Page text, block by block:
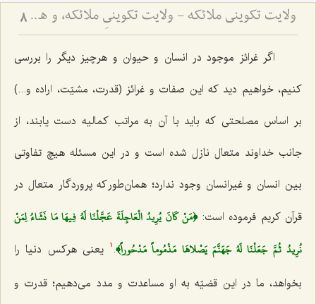
ولایت تکوینی ملائکه - ولایت تکوینیِ ملائکه، و همانندیِ انسان و جن و شیطان با ملائکه، در استفاده از اسماء و صفات الهی 8
اگر غرائز موجود در انسان و حیوان و هرچیز دیگر را بررسی
کنیم، خواهیم دید که این صفات و غرائز (قدرت، مشیّت، اراده و...)
بر اساس مصلحتی که باید با آن به مراتب کمالیه دست یابند، از
جانب خداوند متعال نازل شده است و در این مسئله هیچ تفاوتی
بین انسان و غیرانسان وجود ندارد؛ همان‌طور که پروردگار متعال در
قرآن کریم فرموده است:﴿مَنْ كَانَ يُرِيدُ الْعَاجِلَةَ عَجَّلْنَا لَهُ فِيهَا مَا نَشَاءُ لِمَنْ
نُرِيدُ ثُمَّ جَعَلْنَا لَهُ جَهَنَّمَ يَصْلاهَا مَذْمُوماً مَدْحُوراً﴾.
1
یعنی هرکس دنیا را
بخواهد، ما در این قضیّه به او مساعدت و مدد می‌دهیم؛ قدرت و